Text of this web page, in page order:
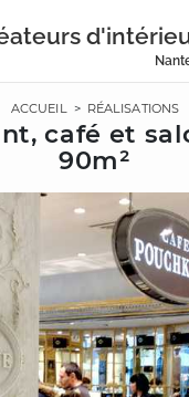
ACCUEIL> RÉALISATIONS
café et
90m²